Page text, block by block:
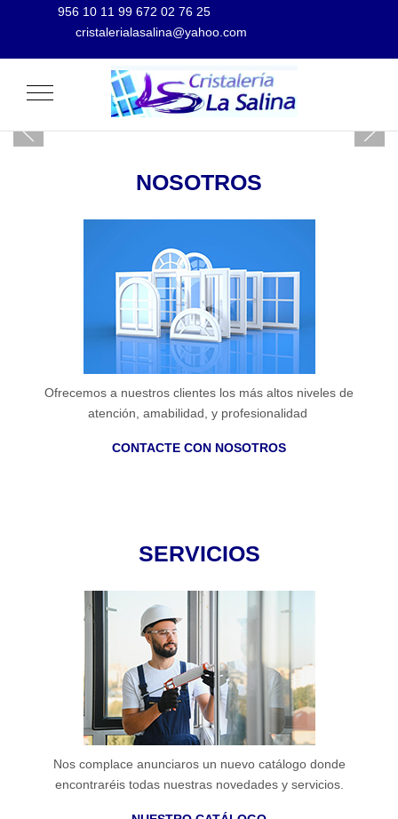
956 10 11 99 672 02 76 25
cristalerialasalina@yahoo.com
Mobile Menu Toggle
NOSOTROS
Ofrecemos a nuestros clientes los más altos niveles de
atención, amabilidad, y profesionalidad
CONTACTE CON NOSOTROS
SERVICIOS
Nos complace anunciaros un nuevo catálogo donde
encontraréis todas nuestras novedades y servicios.